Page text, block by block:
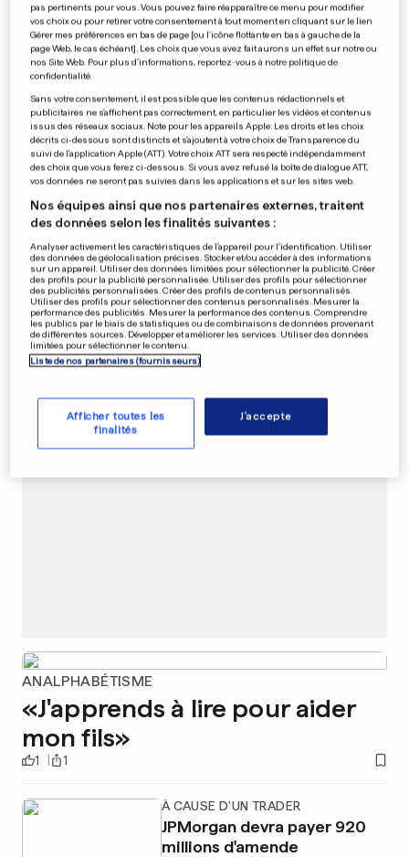
TABLECONNECT
Un «smartphone» de 60
pouces dans le salon
0 0
DISPARITION DE MADDIE
Kate McCann aurait envisagé
de se suicider
0
RECORD DU MONDE
Un Néerlandais devient le
cycliste le plus rapide
0 0
PUBLICITÉ
ANALPHABÉTISME
«J'apprends à lire pour aider
mon fils»
1 1
À CAUSE D'UN TRADER
JPMorgan devra payer 920
millions d'amende
pas pertinents pour vous. Vous pouvez faire réapparaître ce menu pour modifier
vos choix ou pour retirer votre consentement à tout moment en cliquant sur le lien
Gérer mes préférences en bas de page [ou l'icône flottante en bas à gauche de la
page Web, le cas échéant]. Les choix que vous avez fait aurons un effet sur notre ou
nos Site Web. Pour plus d’informations, reportez-vous à notre politique de
confidentialité.
Sans votre consentement, il est possible que les contenus rédactionnels et
publicitaires ne s'affichent pas correctement, en particulier les vidéos et contenus
issus des réseaux sociaux. Note pour les appareils Apple: Les droits et les choix
décrits ci-dessous sont distincts et s'ajoutent à votre choix de Transparence du
suivi de l'application Apple (ATT). Votre choix ATT sera respecté indépendamment
des choix que vous ferez ci-dessous. Si vous avez refusé la boîte de dialogue ATT,
vos données ne seront pas suivies dans les applications et sur les sites web.
Nos équipes ainsi que nos partenaires externes, traitent
des données selon les finalités suivantes :
Analyser activement les caractéristiques de l’appareil pour l’identification. Utiliser
des données de géolocalisation précises. Stocker et/ou accéder à des informations
sur un appareil. Utiliser des données limitées pour sélectionner la publicité. Créer
des profils pour la publicité personnalisée. Utiliser des profils pour sélectionner
des publicités personnalisées. Créer des profils de contenus personnalisés.
Utiliser des profils pour sélectionner des contenus personnalisés. Mesurer la
performance des publicités. Mesurer la performance des contenus. Comprendre
les publics par le biais de statistiques ou de combinaisons de données provenant
de différentes sources. Développer et améliorer les services. Utiliser des données
limitées pour sélectionner le contenu.
Liste de nos partenaires (fournisseurs)
Afficher toutes les
finalités
J'accepte